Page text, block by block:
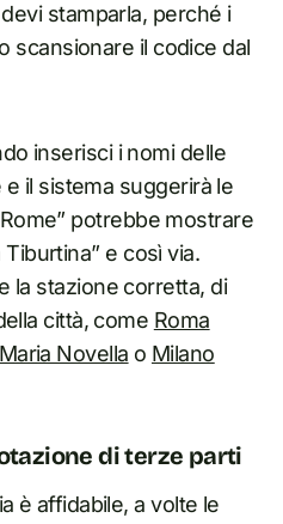
stamparla, perché i
scansionare il codice dal
inserisci i nomi delle
e il sistema suggerirà le
potrebbe mostrare
Tiburtina” e così via.
la stazione corretta, di
città, come Roma
Novella o Milano
di terze parti
è affidabile, a volte le